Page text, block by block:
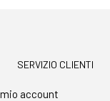
SERVIZIO CLIENTI
account